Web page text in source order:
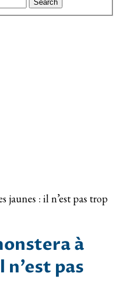
jaunes : il n’est pas trop
à
pas